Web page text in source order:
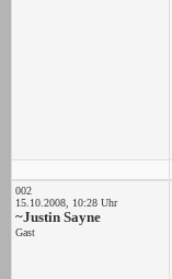
002
15.10.2008, 10:28 Uhr
~Justin Sayne
Gast